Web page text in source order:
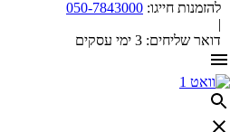
להזמנות חייגו: 050-7843000
|
דואר שליחים: 3 ימי עסקים